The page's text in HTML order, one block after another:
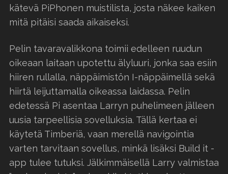
kätevä PiPhonen muistilista, josta näkee kaiken
mitä pitäisi saada aikaiseksi.
Pelin tavaravalikkona toimii edelleen ruudun
oikeaan laitaan upotettu älyluuri, jonka saa esiin
hiiren rullalla, näppäimistön I-näppäimellä sekä
hiirtä leijuttamalla oikeassa laidassa. Pelin
edetessä Pi asentaa Larryn puhelimeen jälleen
uusia tarpeellisia sovelluksia. Tällä kertaa ei
käytetä Timberiä, vaan merellä navigointia
varten tarvitaan sovellus, minkä lisäksi Build it -
app tulee tutuksi. Jälkimmäisellä Larry valmistaa